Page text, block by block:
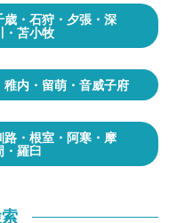
歳・石狩・夕張・深
・苫小牧
稚内・留萌・音威子府
路・根室・阿寒・摩
・羅臼